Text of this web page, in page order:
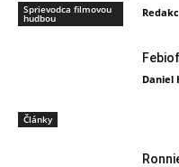
Sprievodca filmovou
hudbou
Články
Daniel